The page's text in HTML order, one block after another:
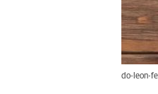
do-leon-